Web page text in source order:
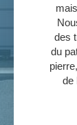
des
du
de